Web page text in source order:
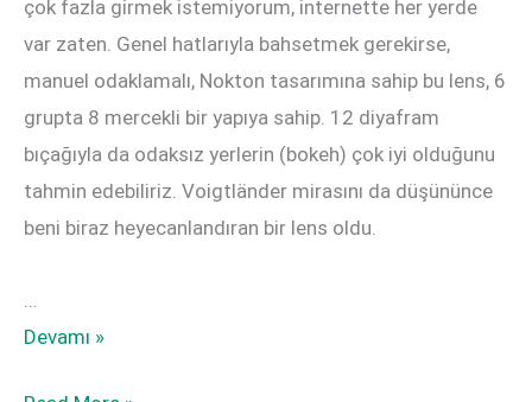
çok fazla girmek istemiyorum, internette her yerde
var zaten. Genel hatlarıyla bahsetmek gerekirse,
manuel odaklamalı, Nokton tasarımına sahip bu lens, 6
grupta 8 mercekli bir yapıya sahip. 12 diyafram
bıçağıyla da odaksız yerlerin (bokeh) çok iyi olduğunu
tahmin edebiliriz. Voigtländer mirasını da düşününce
beni biraz heyecanlandıran bir lens oldu.
Voigtländer
Devamı »